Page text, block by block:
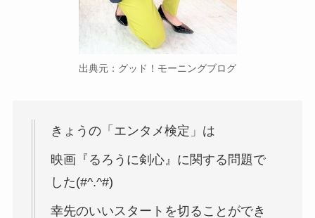
出典元：グッド！モーニングブログ
きょうの「エンタメ検定」は
映画『るろうに剣心』に関する問題で
した(#^.^#)
幸先のいいスタートを切ることができ